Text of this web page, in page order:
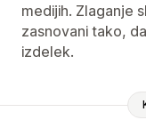
medijih. Zlaganje
zasnovani tako,
izdelek.